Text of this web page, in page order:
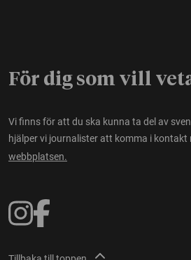
För dig som vill
Vi finns för att du ska kunna ta del av
hjälper vi journalister att komma i kontakt
webbplatsen.